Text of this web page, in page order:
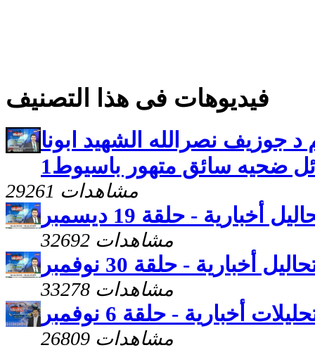
فيديوهات فى هذا التصنيف
د جوزيف نصرالله الشهيد ابونا
ضحيه سائق متهور باسيوط1
29261 مشاهدات
أخبارية - حلقة 19 ديسمبر
32692 مشاهدات
أخبارية - حلقة 30 نوفمبر
33278 مشاهدات
أخبارية - حلقة 6 نوفمبر
26809 مشاهدات